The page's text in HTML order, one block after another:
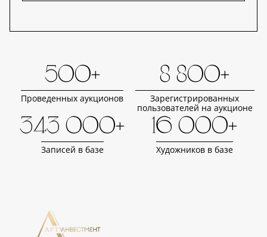
500+
Проведенных аукционов
8 800+
Зарегистрированных
пользователей на аукционе
343 000+
Записей в базе
16 000+
Художников в базе